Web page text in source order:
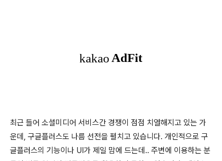
최근 들어 소셜미디어 서비스간 경쟁이 점점 치열해지고 있는 가
운데, 구글플러스도 나름 선전을 펼치고 있습니다. 개인적으로 구
글플러스의 기능이나 UI가 제일 맘에 드는데.. 주변에 이용하는 분